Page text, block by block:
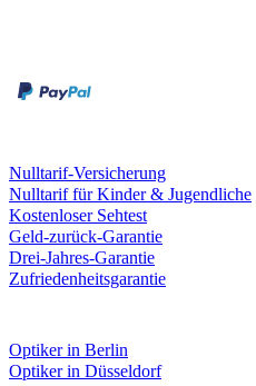
Nulltarif-Versicherung
Nulltarif für Kinder & Jugendliche
Kostenloser Sehtest
Geld-zurück-Garantie
Drei-Jahres-Garantie
Zufriedenheitsgarantie
Optiker in Berlin
Optiker in Düsseldorf